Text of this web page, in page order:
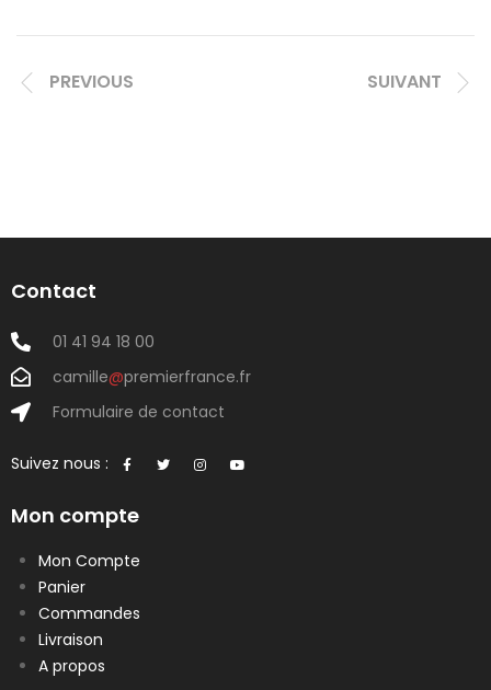
PREVIOUS SUIVANT
Contact
01 41 94 18 00
camille@premierfrance.fr
Formulaire de contact
Suivez nous :
Mon compte
Mon Compte
Panier
Commandes
Livraison
A propos